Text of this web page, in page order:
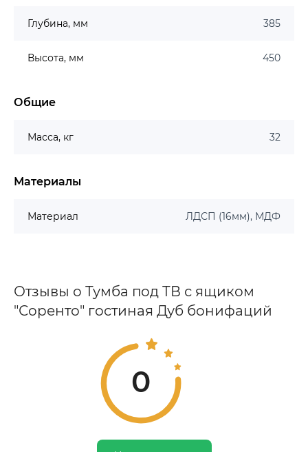
Глубина, мм 385
Высота, мм 450
Общие
Масса, кг 32
Материалы
Материал ЛДСП (16мм), МДФ
Отзывы о Тумба под ТВ с ящиком
"Соренто" гостиная Дуб бонифаций
0